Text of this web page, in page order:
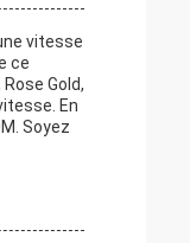
vitesse
ce
Gold,
En
Soyez